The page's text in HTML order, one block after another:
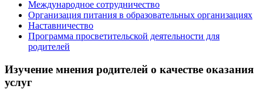
Международное сотрудничество
Организация питания в образовательных организациях
Наставничество
Программа просветительской деятельности для
родителей
Изучение мнения родителей о качестве оказания
услуг